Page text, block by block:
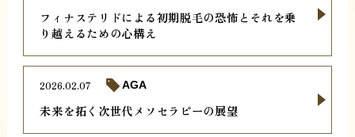
フィナステリドによる初期脱毛の恐怖とそれを乗
り越えるための心構え
未来を拓く次世代メソセラピーの展望
2026.02.07 AGA